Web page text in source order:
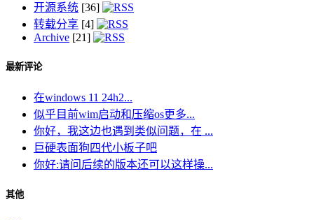
开源系统 [36]
转载分享 [4]
Archive [21]
最新评论
在windows 11 24h2...
似乎目前wim启动和压缩os更多...
你好，我这边也遇到类似问题，在 ...
巨硬表面狗四代小板子吧
你好:请问后续的版本还可以这样操...
其他